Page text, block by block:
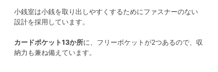
小銭室は小銭を取り出しやすくするためにファスナーのない
設計を採用しています。
カードポケット13か所に、フリーポケットが2つあるので、収
納力も兼ね備えています。